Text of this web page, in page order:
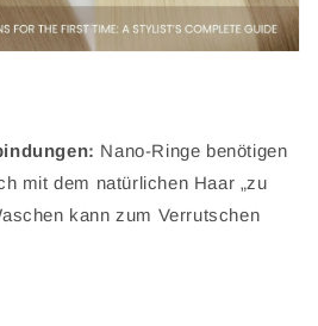
Nano-Ringe benötigen
mit dem natürlichen Haar „zu
kann zum Verrutschen